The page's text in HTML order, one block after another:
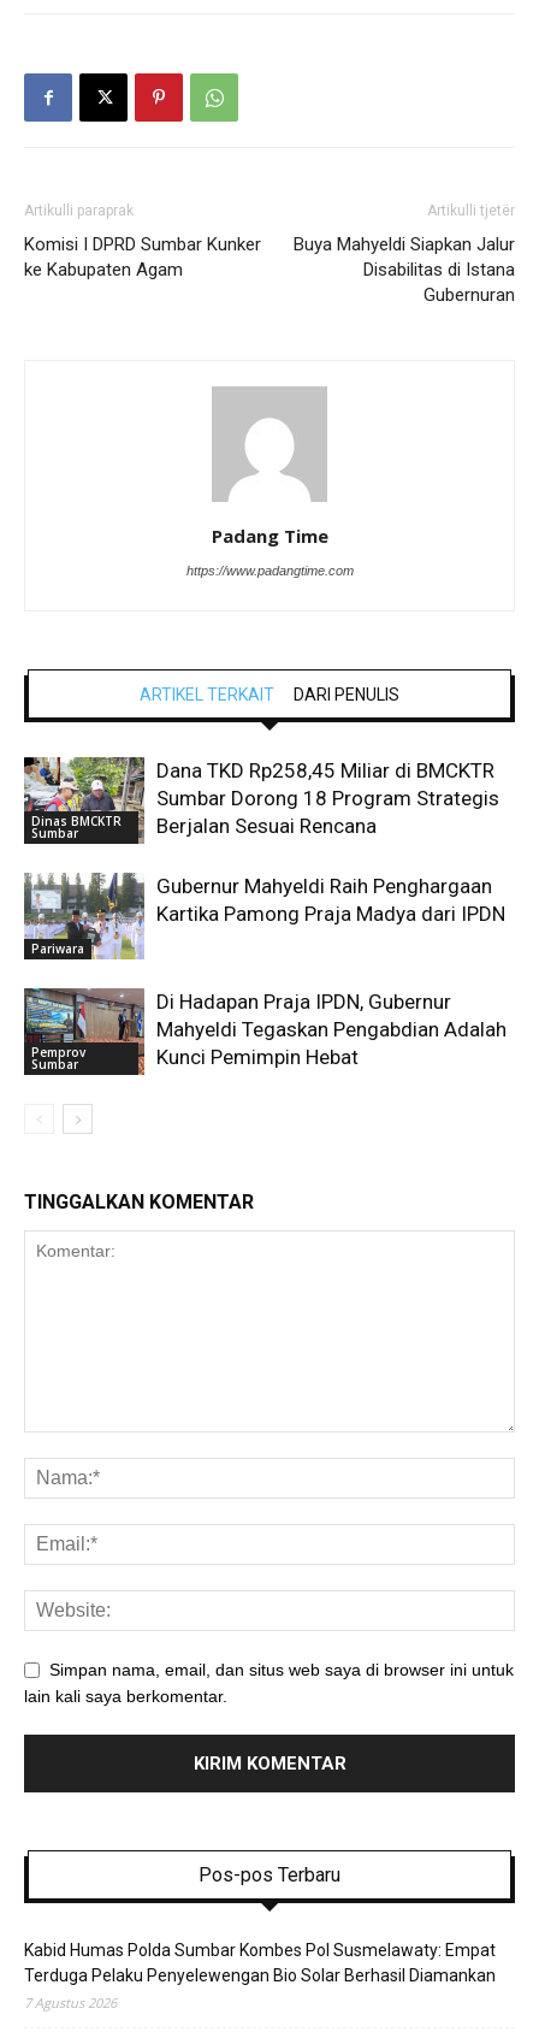
Artikulli paraprak
Komisi I DPRD Sumbar Kunker
ke Kabupaten Agam
Artikulli tjetër
Buya Mahyeldi Siapkan Jalur
Disabilitas di Istana
Gubernuran
Padang Time
https://www.padangtime.com
ARTIKEL TERKAIT DARI PENULIS
Dinas BMCKTR
Sumbar
Dana TKD Rp258,45 Miliar di BMCKTR
Sumbar Dorong 18 Program Strategis
Berjalan Sesuai Rencana
Pariwara
Gubernur Mahyeldi Raih Penghargaan
Kartika Pamong Praja Madya dari IPDN
Pemprov
Sumbar
Di Hadapan Praja IPDN, Gubernur
Mahyeldi Tegaskan Pengabdian Adalah
Kunci Pemimpin Hebat
TINGGALKAN KOMENTAR
Simpan nama, email, dan situs web saya di browser ini untuk
lain kali saya berkomentar.
Pos-pos Terbaru
Kabid Humas Polda Sumbar Kombes Pol Susmelawaty: Empat
Terduga Pelaku Penyelewengan Bio Solar Berhasil Diamankan
7 Agustus 2026